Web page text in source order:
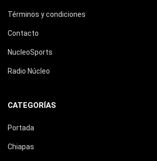
Términos y condiciones
Contacto
NucleoSports
Radio Núcleo
CATEGORÍAS
Portada
Chiapas